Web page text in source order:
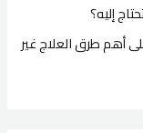
إليه؟
أهم طرق العلاج غير